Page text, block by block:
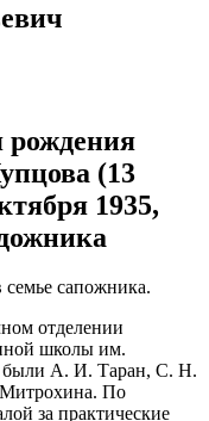
рождения
(13
1935,
семье сапожника.
отделении
школы им.
были А. И. Таран, С. Н.
По
за практические